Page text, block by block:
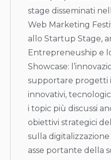
stage disseminati
Web Marketing
allo Startup Stage,
Entrepreneuship e
Showcase:
supportare progetti
innovativi,
i topic più discussi
obiettivi strategici
sulla digitalizzazione
asse portante della